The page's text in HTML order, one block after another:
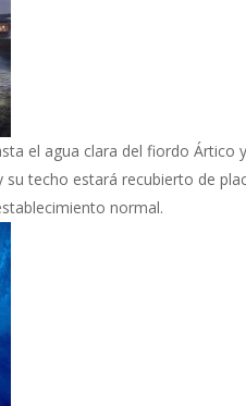
el agua clara del fiordo Ártico y
techo estará recubierto de
normal.